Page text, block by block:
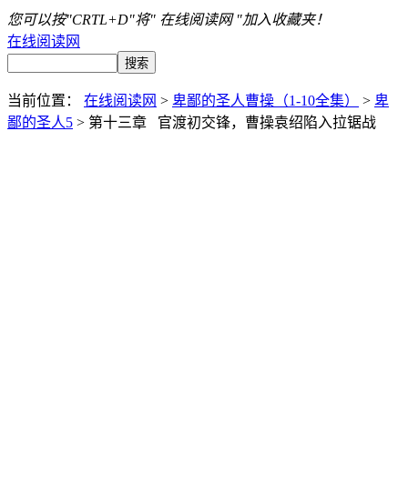
您可以按"CRTL+D"将" 在线阅读网 "加入收藏夹！
在线阅读网
当前位置： 在线阅读网 > 卑鄙的圣人曹操（1-10全集） > 卑
鄙的圣人5 > 第十三章 官渡初交锋，曹操袁绍陷入拉锯战